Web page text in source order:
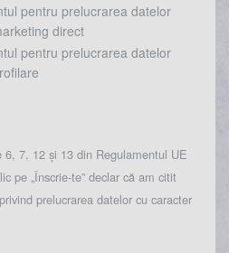
pentru prelucrarea datelor
direct
pentru prelucrarea datelor
7, 12 și 13 din Regulamentul UE
pe „Înscrie-te” declar că am citit
privind prelucrarea datelor cu caracter